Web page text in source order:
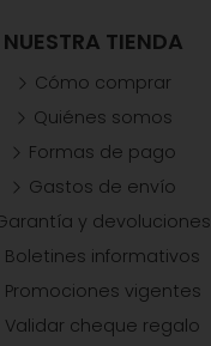
NUESTRA TIENDA
Cómo comprar
Quiénes somos
Formas de pago
Gastos de envío
y devoluciones
Boletines informativos
Promociones vigentes
Validar cheque regalo